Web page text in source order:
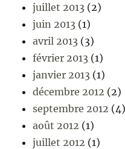
juillet 2013 (2)
juin 2013 (1)
avril 2013 (3)
février 2013 (1)
janvier 2013 (1)
décembre 2012 (2)
septembre 2012 (4)
août 2012 (1)
juillet 2012 (1)